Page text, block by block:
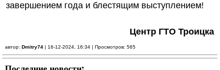
завершением года и блестящим выступлением!
Центр ГТО Троицка
автор: Dmitry74 | 16-12-2024, 16:34 | Просмотров: 565